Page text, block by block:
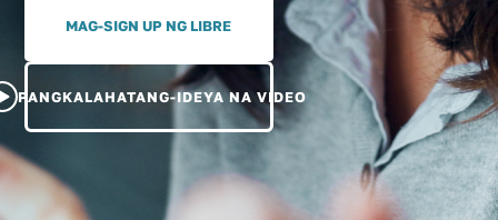
MAG-SIGN UP NG LIBRE
PANGKALAHATANG-IDEYA NA VIDEO